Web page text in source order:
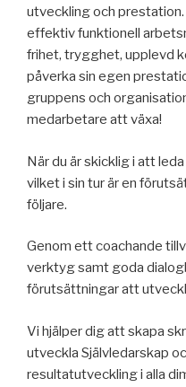
utveckling och
effektiv funktionell
frihet, trygghet, upplevd
påverka sin egen
gruppens och
medarbetare att växa!
När du är skicklig i att
vilket i sin tur är en
följare.
Genom ett coachande
verktyg samt goda
förutsättningar att
Vi hjälper dig att skapa
utveckla Självledarskap
resultatutveckling i alla